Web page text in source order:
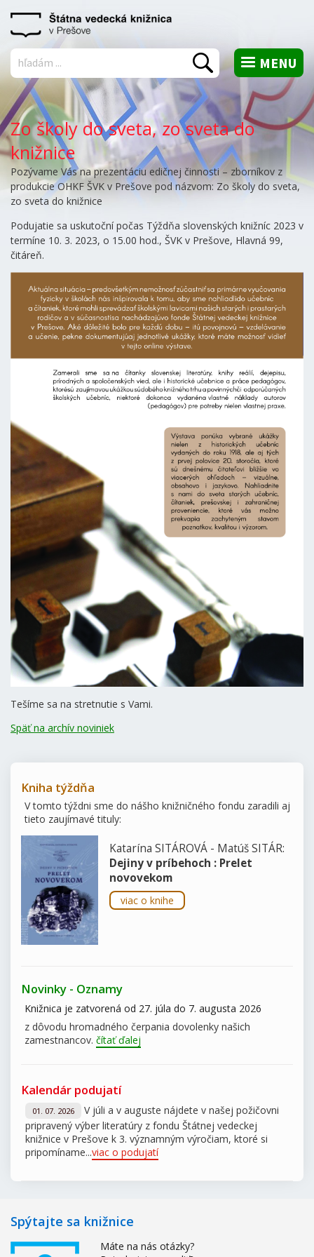
MENU
Vyhľadať
Zo školy do sveta, zo sveta do
knižnice
Pozývame Vás na prezentáciu edičnej činnosti – zborníkov z
produkcie OHKF ŠVK v Prešove pod názvom: Zo školy do sveta,
zo sveta do knižnice
Podujatie sa uskutoční počas Týždňa slovenských knižníc 2023 v
termíne 10. 3. 2023, o 15.00 hod., ŠVK v Prešove, Hlavná 99,
čitáreň.
Tešíme sa na stretnutie s Vami.
Späť na archív noviniek
Kniha týždňa
V tomto týždni sme do nášho knižničného fondu zaradili aj
tieto zaujímavé tituly:
Katarína SITÁROVÁ - Matúš SITÁR:
Dejiny v príbehoch : Prelet
novovekom
viac o knihe
Novinky - Oznamy
Knižnica je zatvorená od 27. júla do 7. augusta 2026
z dôvodu hromadného čerpania dovolenky našich
zamestnancov. čítať ďalej
Kalendár podujatí
01. 07. 2026
V júli a v auguste nájdete v našej požičovni
pripravený výber literatúry z fondu Štátnej vedeckej
knižnice v Prešove k 3. významným výročiam, ktoré si
pripomíname...viac o podujatí
Spýtajte sa knižnice
Máte na nás otázky?